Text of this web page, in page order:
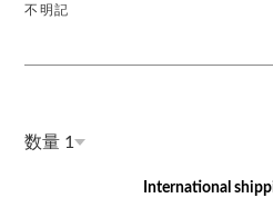
不明記
数量
International